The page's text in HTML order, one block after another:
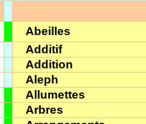
Abeilles
Additif
Addition
Aleph
Allumettes
Arbres